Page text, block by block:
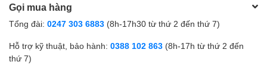
Gọi mua hàng
Tổng đài: 0247 303 6883 (8h-17h30 từ thứ 2 đến thứ 7)
Hỗ trợ kỹ thuật, bảo hành: 0388 102 863 (8h-17h từ thứ 2 đến
thứ 7)